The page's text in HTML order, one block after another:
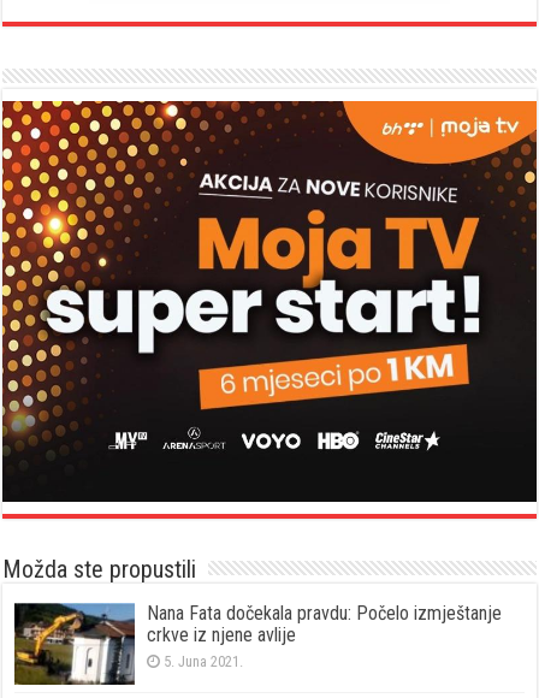
Možda ste propustili
Nana Fata dočekala pravdu: Počelo izmještanje
crkve iz njene avlije
5. Juna 2021.